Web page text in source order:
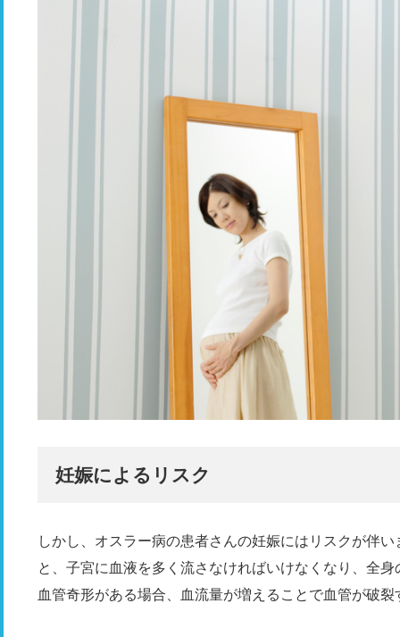
妊娠によるリスク
しかし、オスラー病の患者さんの妊娠にはリスクが伴
と、子宮に血液を多く流さなければいけなくなり、全
血管奇形がある場合、血流量が増えることで血管が破